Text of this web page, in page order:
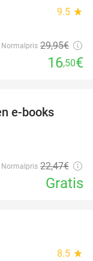
9.5 star
Normalpris 29,95€
16,50€
e-books
Normalpris 22,47€
Gratis
8.5 star